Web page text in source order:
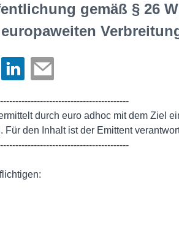
gemäß § 26